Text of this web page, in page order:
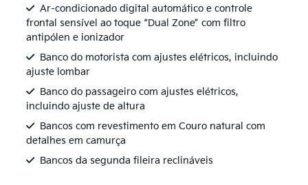
Ar-condicionado digital automático e controle
frontal sensível ao toque “Dual Zone” com filtro
antipólen e ionizador
Banco do motorista com ajustes elétricos, incluindo
ajuste lombar
Banco do passageiro com ajustes elétricos,
incluindo ajuste de altura
Bancos com revestimento em Couro natural com
detalhes em camurça
Bancos da segunda fileira reclináveis